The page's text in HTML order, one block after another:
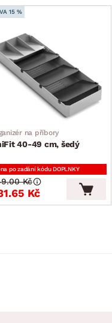
15 %
na příbory
40-49 cm, šedý
po zadání kódu DOPLNKY
Kč
Kč